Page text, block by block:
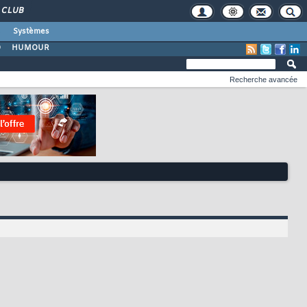
CLUB
Systèmes
HUMOUR
Recherche avancée